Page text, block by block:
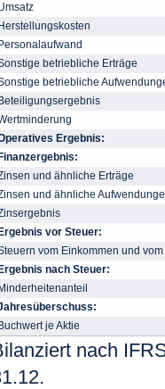
Herstellungskosten
Personalaufwand
betriebliche Erträge
betriebliche
Beteiligungsergebnis
Ergebnis:
Finanzergebnis:
und ähnliche Erträge
und ähnliche
Ergebnis vor Steuer:
vom Einkommen und
Ergebnis nach Steuer:
Minderheitenanteil
Buchwert je Aktie
nach